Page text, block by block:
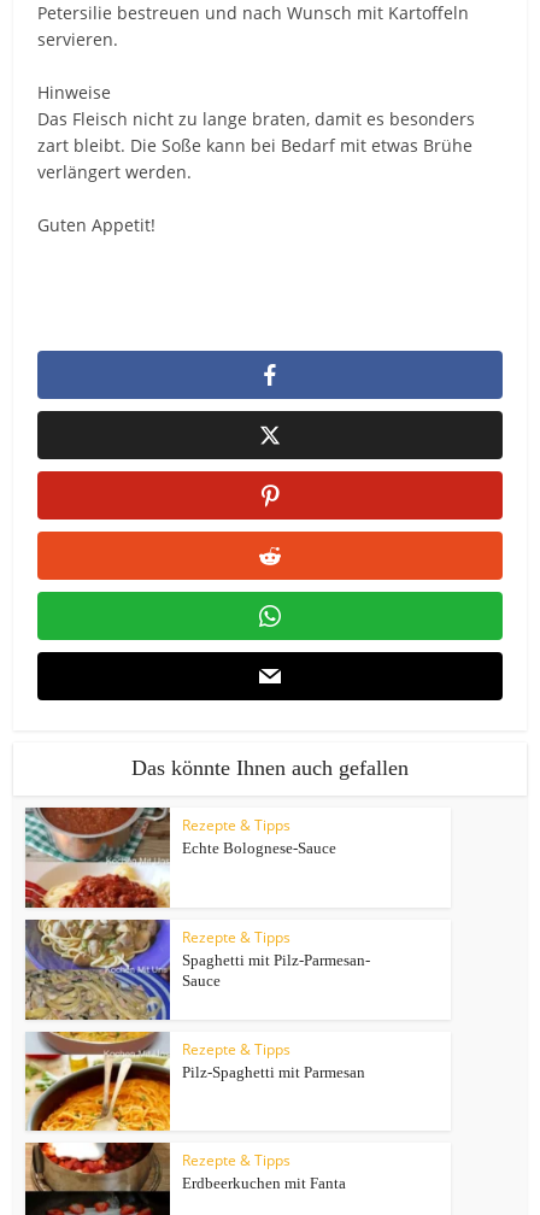
Petersilie bestreuen und nach Wunsch mit Kartoffeln
servieren.
Hinweise
Das Fleisch nicht zu lange braten, damit es besonders
zart bleibt. Die Soße kann bei Bedarf mit etwas Brühe
verlängert werden.
Guten Appetit!
Das könnte Ihnen auch gefallen
Rezepte & Tipps
Echte Bolognese-Sauce
Rezepte & Tipps
Spaghetti mit Pilz-Parmesan-
Sauce
Rezepte & Tipps
Pilz-Spaghetti mit Parmesan
Rezepte & Tipps
Erdbeerkuchen mit Fanta